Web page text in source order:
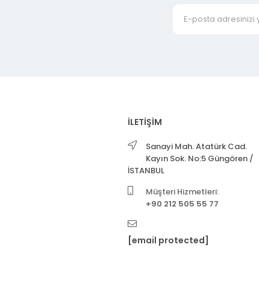
İLETİŞİM
Sanayi Mah. Atatürk Cad.
Kayın Sok. No:5 Güngören /
İSTANBUL
Müşteri Hizmetleri:
+90 212 505 55 77
[email protected]